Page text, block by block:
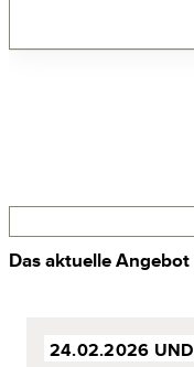
Das aktuelle Angebot
24.02.2026 UND